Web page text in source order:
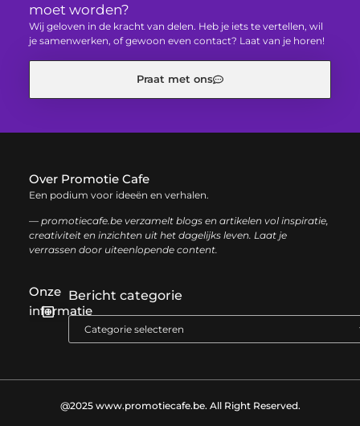
moet worden?
Wij geloven in de kracht van delen. Heb je iets te vertellen, wil
je samenwerken, of gewoon even contact? Laat van je horen!
Praat met ons
Over Promotie Cafe
Een podium voor ideeën en verhalen.
— promotiecafe.be verzamelt blogs en artikelen vol inspiratie,
creativiteit en inzichten uit het dagelijks leven. Laat je
verrassen door uiteenlopende content.
Onze
informatie
Bericht categorie
@2025 www.promotiecafe.be. All Right Reserved.​